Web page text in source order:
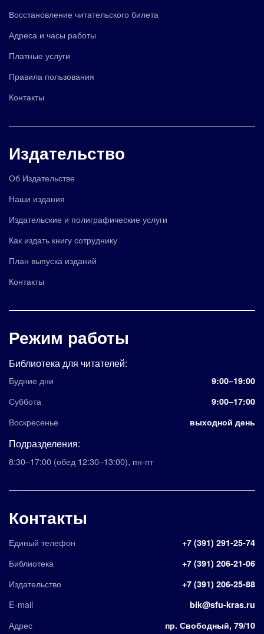
Восстановление читательского билета
Адреса и часы работы
Платные услуги
Правила пользования
Контакты
Издательство
Об Издательстве
Наши издания
Издательские и полиграфические услуги
Как издать книгу сотруднику
План выпуска изданий
Контакты
Режим работы
Библиотека для читателей:
Будние дни 9:00–19:00
Суббота 9:00–17:00
Воскресенье выходной день
Подразделения:
8:30–17:00 (обед 12:30–13:00), пн-пт
Контакты
Единый телефон +7 (391) 291-25-74
Библиотека +7 (391) 206-21-06
Издательство +7 (391) 206-25-88
E-mail bik@sfu-kras.ru
Адрес пр. Свободный, 79/10